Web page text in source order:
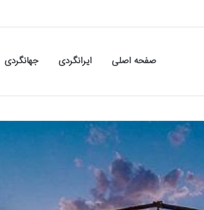
صفحه اصلی ایرانگردی جهانگردی